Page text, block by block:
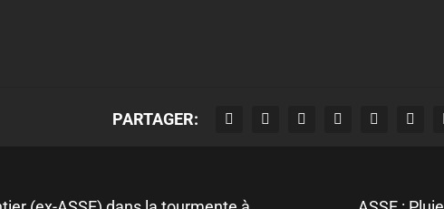
PARTAGER: